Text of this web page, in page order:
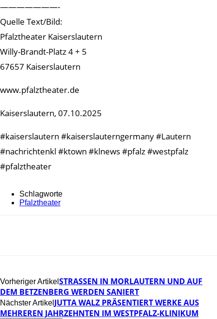
———————-
Quelle Text/Bild:
Pfalztheater Kaiserslautern
Willy-Brandt-Platz 4 + 5
67657 Kaiserslautern
www.pfalztheater.de
Kaiserslautern, 07.10.2025
#kaiserslautern #kaiserslauterngermany #Lautern
#nachrichtenkl #ktown #klnews #pfalz #westpfalz
#pfalztheater
Schlagworte
Pfalztheater
Vorheriger Artikel STRASSEN IN MORLAUTERN UND AUF D
EM BETZENBERG WERDEN SANIERT
Nächster Artikel JUTTA WALZ PRÄSENTIERT WERKE AUS
MEHREREN JAHRZEHNTEN IM WESTPFALZ-KLINIKUM